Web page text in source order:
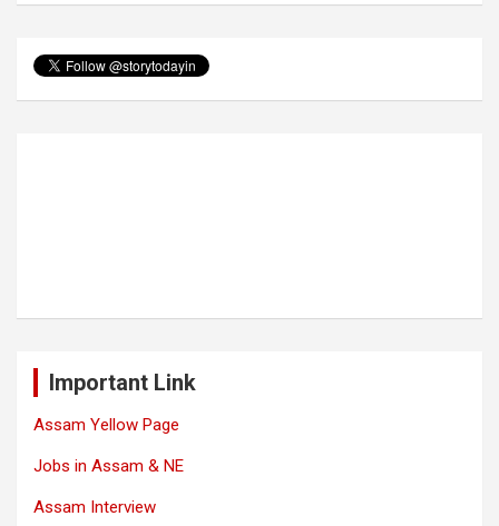
Important Link
Assam Yellow Page
Jobs in Assam & NE
Assam Interview